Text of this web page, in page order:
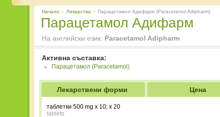
Начало » Лекарства » Парацетамол Адифарм (Paracetamol Adipharm)
Парацетамол Адифарм
На английски език: Paracetamol Adipharm
Активна съставка:
Парацетамол (Paracetamol)
Лекарствени форми Цена
таблетки 500 mg x 10; x 20
tablets